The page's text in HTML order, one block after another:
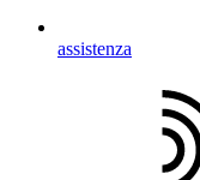
assistenza